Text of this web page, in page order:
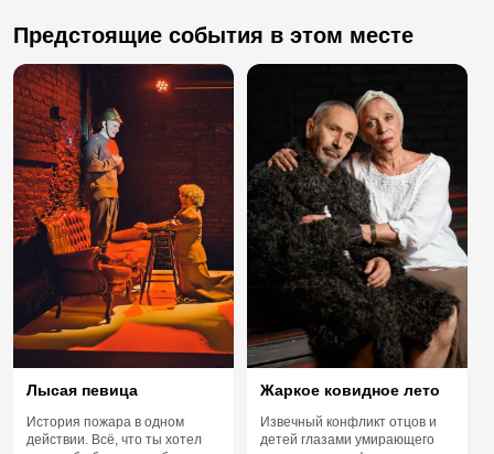
Предстоящие события в этом месте
Лысая певица
История пожара в одном
действии. Всё, что ты хотел
Жаркое ковидное лето
Извечный конфликт отцов и
детей глазами умирающего